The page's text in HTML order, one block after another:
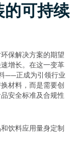
的可持续
保解决方案的期望
增长。在这一变革
——正成为引领行业
材料，而是需要创
安全标准及合规性
饮料应用量身定制